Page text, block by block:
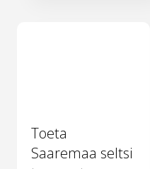
Toeta
Saaremaa seltsi